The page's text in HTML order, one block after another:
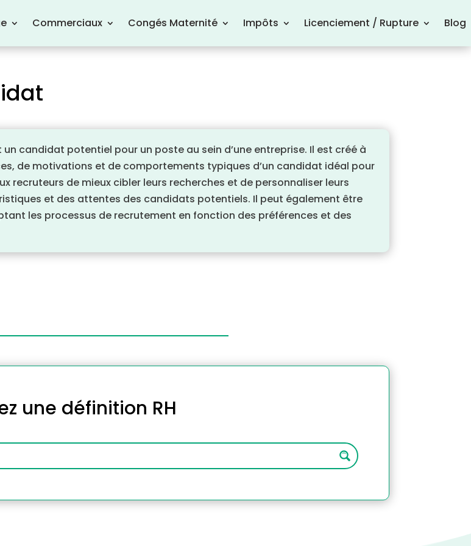
Commerciaux Congés Maternité Impôts Licenciement / Rupture Blog
candidat potentiel pour un poste au sein d’une entreprise. Il est créé à
de motivations et de comportements typiques d’un candidat idéal pour
recruteurs de mieux cibler leurs recherches et de personnaliser leurs
et des attentes des candidats potentiels. Il peut également être
les processus de recrutement en fonction des préférences et des
une définition RH